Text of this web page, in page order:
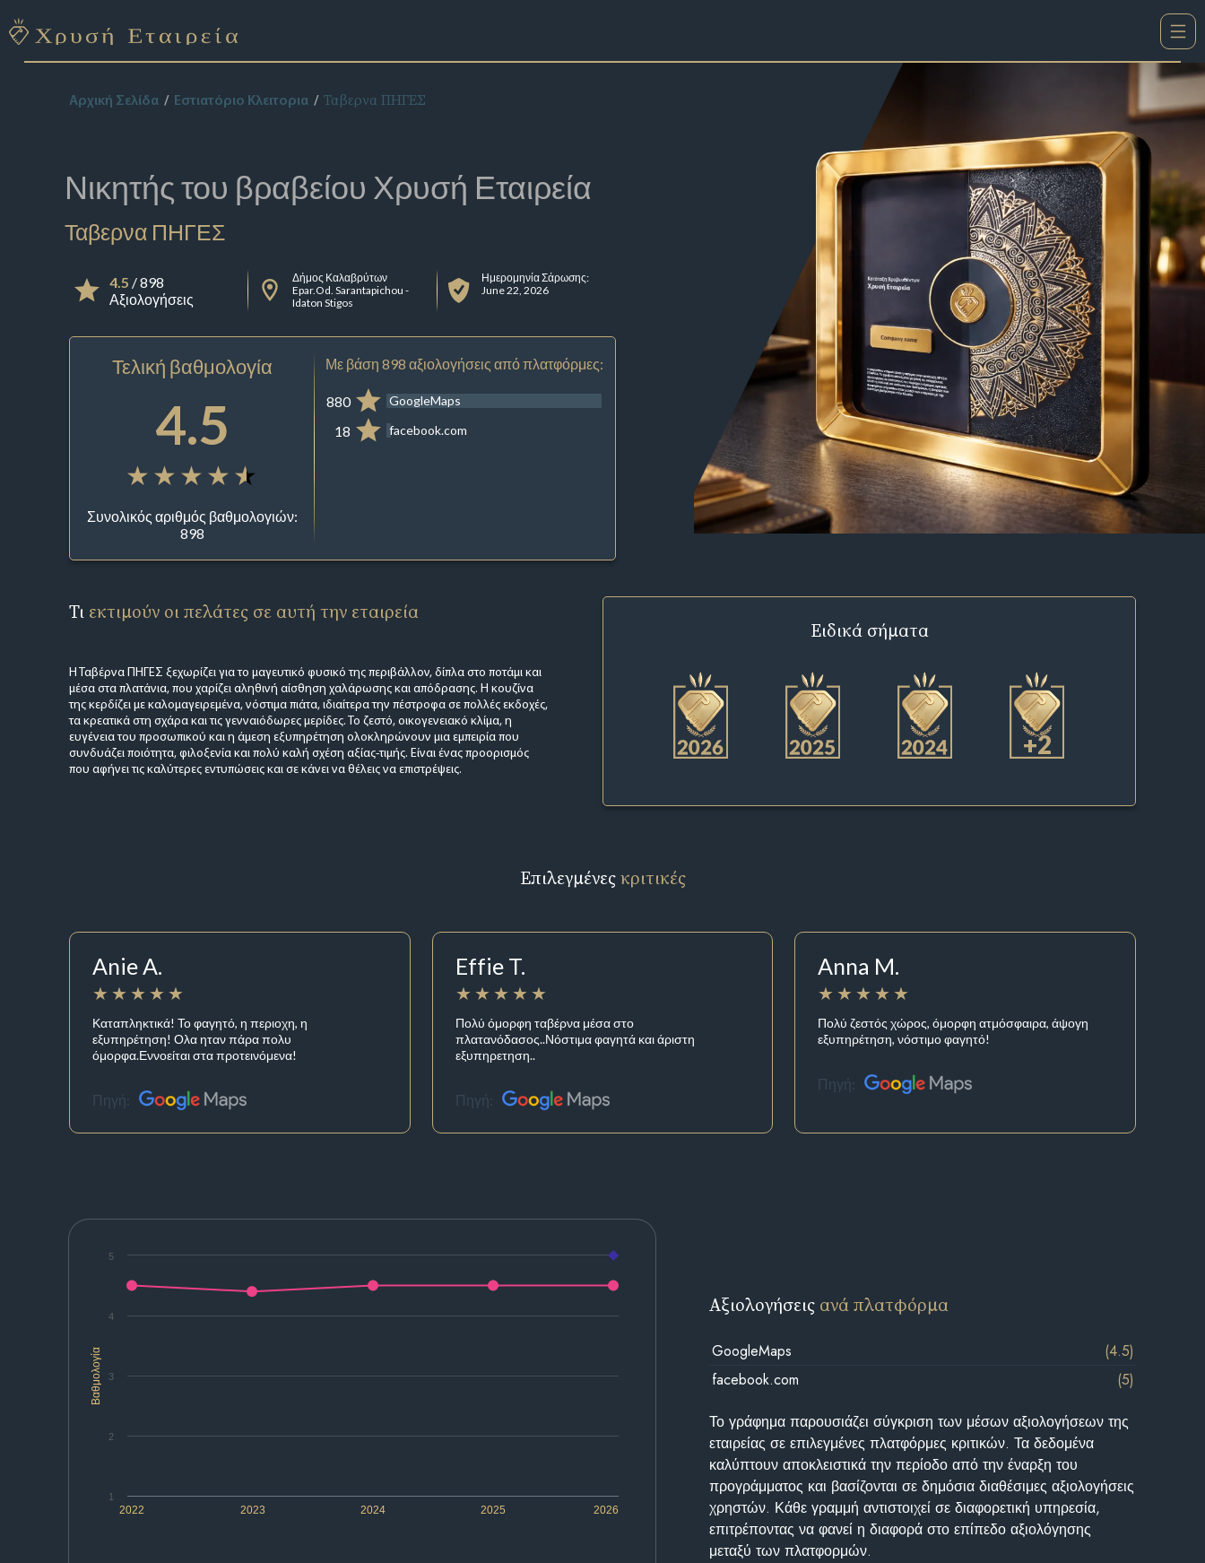
Αρχική Σελίδα Εστιατόριο Κλειτορια Ταβερνα ΠΗΓΕΣ
Νικητής του βραβείου Χρυσή Εταιρεία
Ταβερνα ΠΗΓΕΣ
4.5 / 898
Αξιολογήσεις
Δήμος Καλαβρύτων
Epar.Od. Sarantapichou -
Idaton Stigos
Ημερομηνία Σάρωσης:
June 22, 2026
Τελική βαθμολογία
4.5
Συνολικός αριθμός βαθμολογιών:
898
Με βάση 898 αξιολογήσεις από πλατφόρμες:
880 GoogleMaps
18 facebook.com
Τι εκτιμούν οι πελάτες σε αυτή την εταιρεία
Η Ταβέρνα ΠΗΓΕΣ ξεχωρίζει για το μαγευτικό φυσικό της περιβάλλον, δίπλα στο ποτάμι και
μέσα στα πλατάνια, που χαρίζει αληθινή αίσθηση χαλάρωσης και απόδρασης. Η κουζίνα
της κερδίζει με καλομαγειρεμένα, νόστιμα πιάτα, ιδιαίτερα την πέστροφα σε πολλές εκδοχές,
τα κρεατικά στη σχάρα και τις γενναιόδωρες μερίδες. Το ζεστό, οικογενειακό κλίμα, η
ευγένεια του προσωπικού και η άμεση εξυπηρέτηση ολοκληρώνουν μια εμπειρία που
συνδυάζει ποιότητα, φιλοξενία και πολύ καλή σχέση αξίας-τιμής. Είναι ένας προορισμός
που αφήνει τις καλύτερες εντυπώσεις και σε κάνει να θέλεις να επιστρέψεις.
Ειδικά σήματα
+2
Επιλεγμένεςκριτικές
Anie A.
Καταπληκτικά! Το φαγητό, η περιοχη, η
εξυπηρέτηση! Ολα ηταν πάρα πολυ
όμορφα.Εννοείται στα προτεινόμενα!
Πηγή:
Effie T.
Πολύ όμορφη ταβέρνα μέσα στο
πλατανόδασος..Νόστιμα φαγητά και άριστη
εξυπηρετηση..
Πηγή:
Anna M.
Πολύ ζεστός χώρος, όμορφη ατμόσφαιρα, άψογη
εξυπηρέτηση, νόστιμο φαγητό!
Πηγή:
Βαθμολογία
2022 2023 2024 2025 2026
1
2
3
4
5
Αξιολογήσεις ανά πλατφόρμα
GoogleMaps
(4.5)
facebook.com
(5)
Το γράφημα παρουσιάζει σύγκριση των μέσων αξιολογήσεων της
εταιρείας σε επιλεγμένες πλατφόρμες κριτικών. Τα δεδομένα
καλύπτουν αποκλειστικά την περίοδο από την έναρξη του
προγράμματος και βασίζονται σε δημόσια διαθέσιμες αξιολογήσεις
χρηστών. Κάθε γραμμή αντιστοιχεί σε διαφορετική υπηρεσία,
επιτρέποντας να φανεί η διαφορά στο επίπεδο αξιολόγησης
μεταξύ των πλατφορμών.